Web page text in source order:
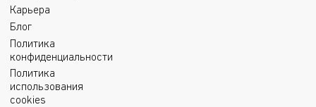
Карьера
Блог
Политика
конфиденциальности
Политика
использования
cookies